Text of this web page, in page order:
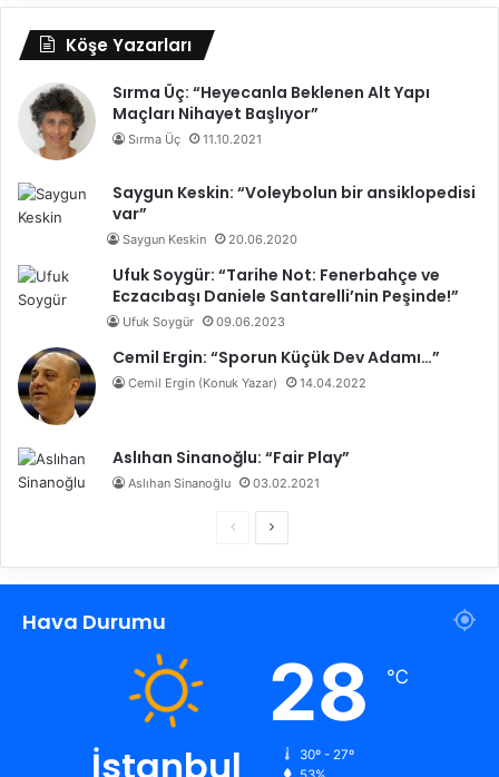
Köşe Yazarları
Sırma Üç: “Heyecanla Beklenen Alt Yapı
Maçları Nihayet Başlıyor”
Sırma Üç 11.10.2021
Saygun Keskin: “Voleybolun bir ansiklopedisi
var”
Saygun Keskin 20.06.2020
Ufuk Soygür: “Tarihe Not: Fenerbahçe ve
Eczacıbaşı Daniele Santarelli’nin Peşinde!”
Ufuk Soygür 09.06.2023
Cemil Ergin: “Sporun Küçük Dev Adamı…”
Cemil Ergin (Konuk Yazar) 14.04.2022
Aslıhan Sinanoğlu: “Fair Play”
Aslıhan Sinanoğlu 03.02.2021
c
n
k
i
Hava Durumu
İstanbul
28 ℃
30º - 27º